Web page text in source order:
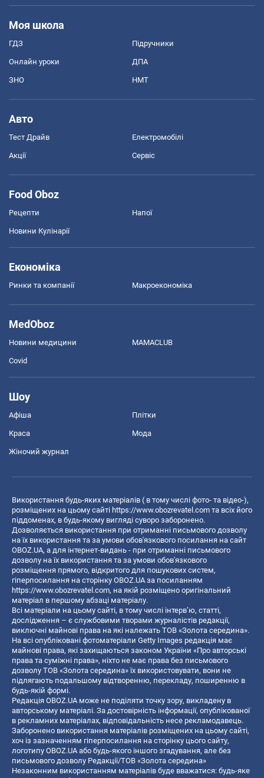
Моя школа
ГДЗ Підручники
Онлайн уроки ДПА
ЗНО НМТ
Авто
Тест Драйв Електромобілі
Акції Сервіс
Food Oboz
Рецепти Напої
Новини Кулінарії
Економіка
Ринки та компанії Макроекономіка
MedOboz
Новини медицини MAMACLUB
Covid
Шоу
Афіша Плітки
Краса Мода
Жіночий журнал
Використання будь-яких матеріалів ( в тому числі фото- та відео-),
розміщених на цьому сайті https://www.obozrevatel.com та всіх його
піддоменах, в будь-якому вигляді суворо заборонено.
Дозволяється використання при отриманні письмового дозволу
на їх використання та за умови обов'язкового посилання на сайт
OBOZ.UA, а для інтернет-видань - при отриманні письмового
дозволу на їх використання та за умови обов'язкового
розміщення прямого, відкритого для пошукових систем,
гіперпосилання на сторінку OBOZ.UA за посиланням
https://www.obozrevatel.com, на якій розміщено оригінальний
матеріал в першому абзаці матеріалу.
Всі матеріали на цьому сайті, в тому числі інтерв’ю, статті,
дослідження – є службовими творами журналістів редакції,
виключні майнові права на які належать ТОВ «Золота середина».
На всі опубліковані фотоматеріали Getty Images редакція має
майнові права, які захищаються законом України «Про авторські
права та суміжні права», ніхто не має права без письмового
дозволу ТОВ «Золота середина» їх використовувати, вони не
підлягають подальшому відтворенню, перекладу, поширенню в
будь-якій формі.
Редакція OBOZ.UA може не поділяти точку зору, викладену в
авторському матеріалі. За достовірність інформації, опублікованої
в рекламних матеріалах, відповідальність несе рекламодавець.
Заборонено використання матеріалів розміщених на цьому сайті,
хоч із зазначенням гіперпосилання на сторінку цього сайту,
логотипу OBOZ.UA або будь-якого іншого згадування, але без
письмового дозволу Редакції/ТОВ «Золота середина»
Незаконним використанням матеріалів буде вважатися: будь-яке